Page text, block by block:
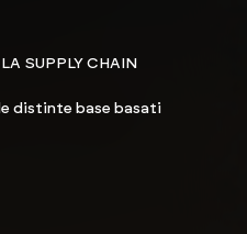
SUPPLY CHAIN
distinte base basati